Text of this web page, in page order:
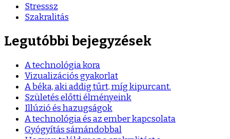
Stresssz
Szakralitás
Legutóbbi bejegyzések
A technológia kora
Vizualizációs gyakorlat
A béka, aki addig tűrt, míg kipurcant.
Születés előtti élményeink
Illúzió és hazugságok
A technológia és az ember kapcsolata
Gyógyítás sámándobbal